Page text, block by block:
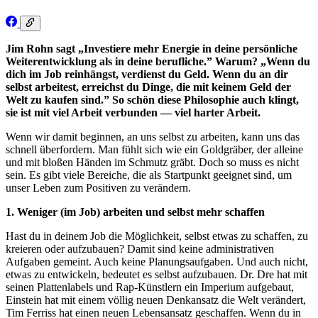
Jim Rohn sagt „Investiere mehr Energie in deine persönliche
Weiterentwicklung als in deine berufliche.” Warum? „Wenn du
dich im Job reinhängst, verdienst du Geld. Wenn du an dir
selbst arbeitest, erreichst du Dinge, die mit keinem Geld der
Welt zu kaufen sind.” So schön diese Philosophie auch klingt,
sie ist mit viel Arbeit verbunden — viel harter Arbeit.
Wenn wir damit beginnen, an uns selbst zu arbeiten, kann uns das
schnell überfordern. Man fühlt sich wie ein Goldgräber, der alleine
und mit bloßen Händen im Schmutz gräbt. Doch so muss es nicht
sein. Es gibt viele Bereiche, die als Startpunkt geeignet sind, um
unser Leben zum Positiven zu verändern.
1. Weniger (im Job) arbeiten und selbst mehr schaffen
Hast du in deinem Job die Möglichkeit, selbst etwas zu schaffen, zu
kreieren oder aufzubauen? Damit sind keine administrativen
Aufgaben gemeint. Auch keine Planungsaufgaben. Und auch nicht,
etwas zu entwickeln, bedeutet es selbst aufzubauen. Dr. Dre hat mit
seinen Plattenlabels und Rap-Künstlern ein Imperium aufgebaut,
Einstein hat mit einem völlig neuen Denkansatz die Welt verändert,
Tim Ferriss hat einen neuen Lebensansatz geschaffen. Wenn du in